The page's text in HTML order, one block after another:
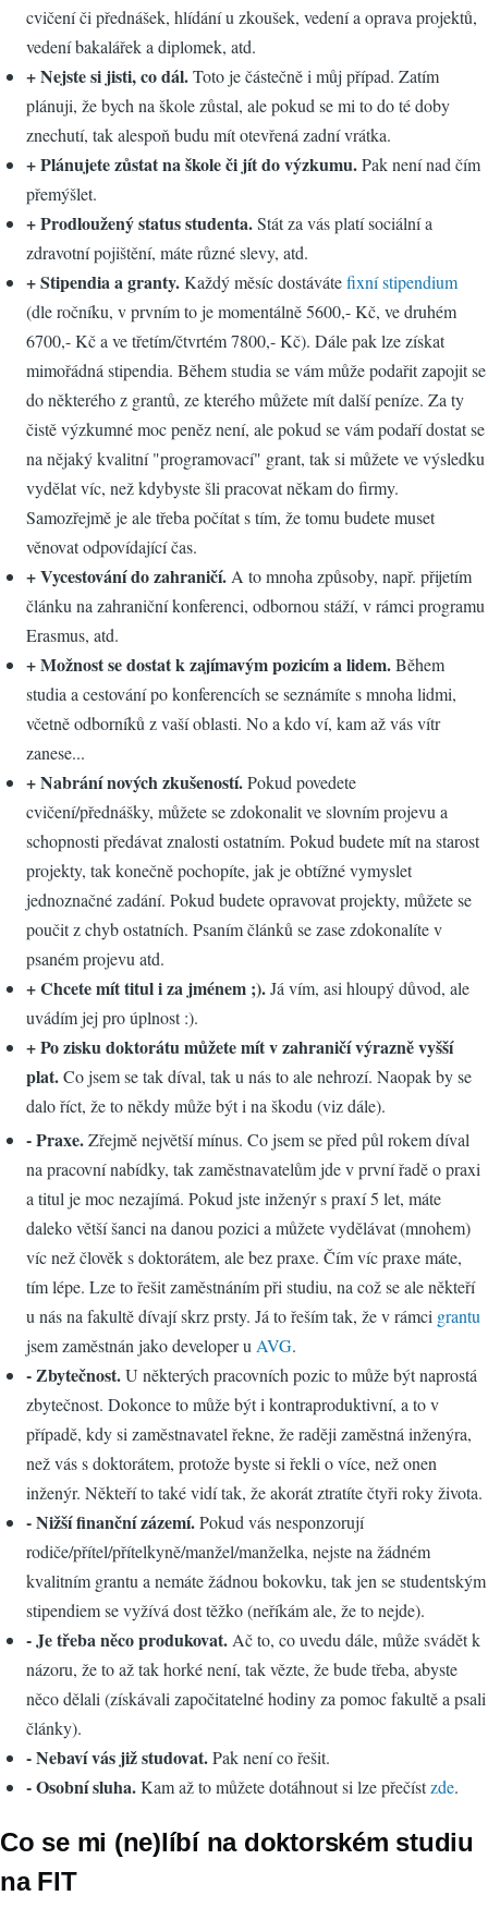
cvičení či přednášek, hlídání u zkoušek, vedení a oprava projektů,
vedení bakalářek a diplomek, atd.
+ Nejste si jisti, co dál.Toto je částečně i můj případ. Zatím
plánuji, že bych na škole zůstal, ale pokud se mi to do té doby
znechutí, tak alespoň budu mít otevřená zadní vrátka.
+ Plánujete zůstat na škole či jít do výzkumu.Pak není nad čím
přemýšlet.
+ Prodloužený status studenta.Stát za vás platí sociální a
zdravotní pojištění, máte různé slevy, atd.
+ Stipendia a granty.Každý měsíc dostávátefixní stipendium
(dle ročníku, v prvním to je momentálně 5600,- Kč, ve druhém
6700,- Kč a ve třetím/čtvrtém 7800,- Kč). Dále pak lze získat
mimořádná stipendia. Během studia se vám může podařit zapojit se
do některého z grantů, ze kterého můžete mít další peníze. Za ty
čistě výzkumné moc peněz není, ale pokud se vám podaří dostat se
na nějaký kvalitní "programovací" grant, tak si můžete ve výsledku
vydělat víc, než kdybyste šli pracovat někam do firmy.
Samozřejmě je ale třeba počítat s tím, že tomu budete muset
věnovat odpovídající čas.
+ Vycestování do zahraničí. A to mnoha způsoby, např. přijetím
článku na zahraniční konferenci, odbornou stáží, v rámci programu
Erasmus, atd.
+ Možnost se dostat k zajímavým pozicím a lidem.Během
studia a cestování po konferencích se seznámíte s mnoha lidmi,
včetně odborníků z vaší oblasti. No a kdo ví, kam až vás vítr
zanese...
+ Nabrání nových zkušeností.Pokud povedete
cvičení/přednášky, můžete se zdokonalit ve slovním projevu a
schopnosti předávat znalosti ostatním. Pokud budete mít na starost
projekty, tak konečně pochopíte, jak je obtížné vymyslet
jednoznačné zadání. Pokud budete opravovat projekty, můžete se
poučit z chyb ostatních. Psaním článků se zase zdokonalíte v
psaném projevu atd.
+ Chcete mít titul i za jménem ;).Já vím, asi hloupý důvod, ale
uvádím jej pro úplnost :).
+ Po zisku doktorátu můžete mít v zahraničí výrazně vyšší
plat.Co jsem se tak díval, tak u nás to ale nehrozí. Naopak by se
dalo říct, že to někdy může být i na škodu (viz dále).
- Praxe.Zřejmě největší mínus. Co jsem se před půl rokem díval
na pracovní nabídky, tak zaměstnavatelům jde v první řadě o praxi
a titul je moc nezajímá. Pokud jste inženýr s praxí 5 let, máte
daleko větší šanci na danou pozici a můžete vydělávat (mnohem)
víc než člověk s doktorátem, ale bez praxe. Čím víc praxe máte,
tím lépe. Lze to řešit zaměstnáním při studiu, na což se ale někteří
u nás na fakultě dívají skrz prsty. Já to řeším tak, že v rámci grantu
jsem zaměstnán jako developer u AVG.
- Zbytečnost.U některých pracovních pozic to může být naprostá
zbytečnost. Dokonce to může být i kontraproduktivní, a to v
případě, kdy si zaměstnavatel řekne, že raději zaměstná inženýra,
než vás s doktorátem, protože byste si řekli o více, než onen
inženýr. Někteří to také vidí tak, že akorát ztratíte čtyři roky života.
- Nižší finanční zázemí.Pokud vás nesponzorují
rodiče/přítel/přítelkyně/manžel/manželka, nejste na žádném
kvalitním grantu a nemáte žádnou bokovku, tak jen se studentským
stipendiem se vyžívá dost těžko (neříkám ale, že to nejde).
- Je třeba něco produkovat. Ač to, co uvedu dále, může svádět k
názoru, že to až tak horké není, tak vězte, že bude třeba, abyste
něco dělali (získávali započitatelné hodiny za pomoc fakultě a psali
články).
- Nebaví vás již studovat.Pak není co řešit.
- Osobní sluha.Kam až to můžete dotáhnout si lze přečístzde.
Co se mi (ne)líbí na doktorském studiu
na FIT